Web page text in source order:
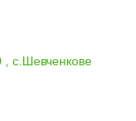
, с.Шевченкове